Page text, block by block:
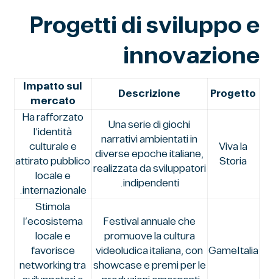
Progetti di sviluppo e
innovazione
Progetto
Descrizione
Impatto sul
mercato
Viva la
Storia
Una serie di giochi
narrativi ambientati in
diverse epoche italiane,
realizzata da sviluppatori
indipendenti.
Ha rafforzato
l’identità
culturale e
attirato pubblico
locale e
internazionale.
GameItalia
Festival annuale che
promuove la cultura
videoludica italiana, con
showcase e premi per le
Stimola
l’ecosistema
locale e
favorisce
networking tra